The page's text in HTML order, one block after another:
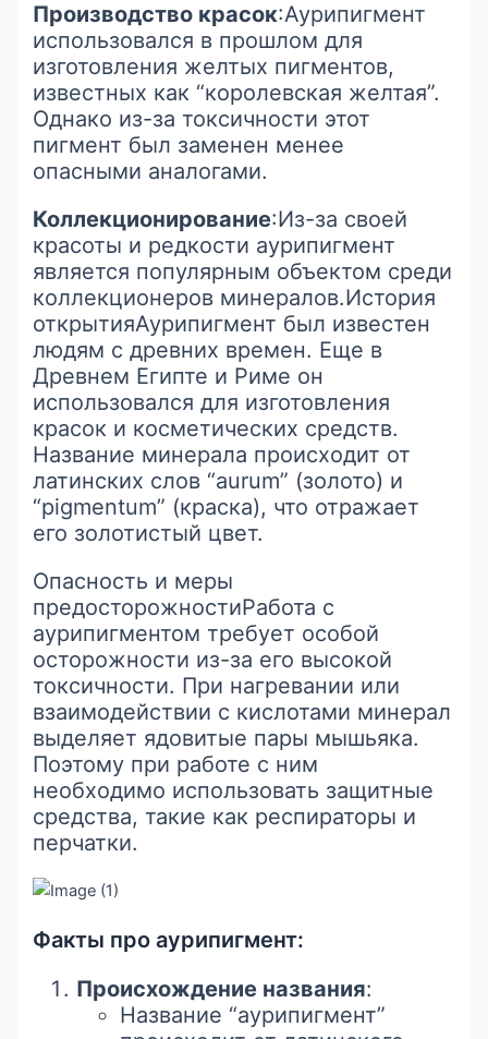
Производство красок:Аурипигмент
использовался в прошлом для
изготовления желтых пигментов,
известных как “королевская желтая”.
Однако из-за токсичности этот
пигмент был заменен менее
опасными аналогами.
Коллекционирование:Из-за своей
красоты и редкости аурипигмент
является популярным объектом среди
коллекционеров минералов.История
открытияАурипигмент был известен
людям с древних времен. Еще в
Древнем Египте и Риме он
использовался для изготовления
красок и косметических средств.
Название минерала происходит от
латинских слов “aurum” (золото) и
“pigmentum” (краска), что отражает
его золотистый цвет.
Опасность и меры
предосторожностиРабота с
аурипигментом требует особой
осторожности из-за его высокой
токсичности. При нагревании или
взаимодействии с кислотами минерал
выделяет ядовитые пары мышьяка.
Поэтому при работе с ним
необходимо использовать защитные
средства, такие как респираторы и
перчатки.
Факты про аурипигмент:
Происхождение названия:
Название “аурипигмент”